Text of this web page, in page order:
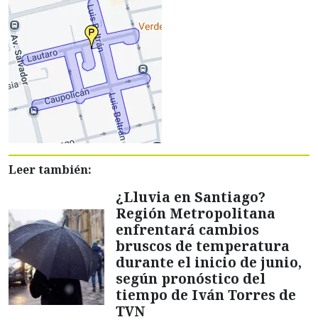
Leer también:
¿Lluvia en Santiago?
Región Metropolitana
enfrentará cambios
bruscos de temperatura
durante el inicio de junio,
según pronóstico del
tiempo de Iván Torres de
TVN